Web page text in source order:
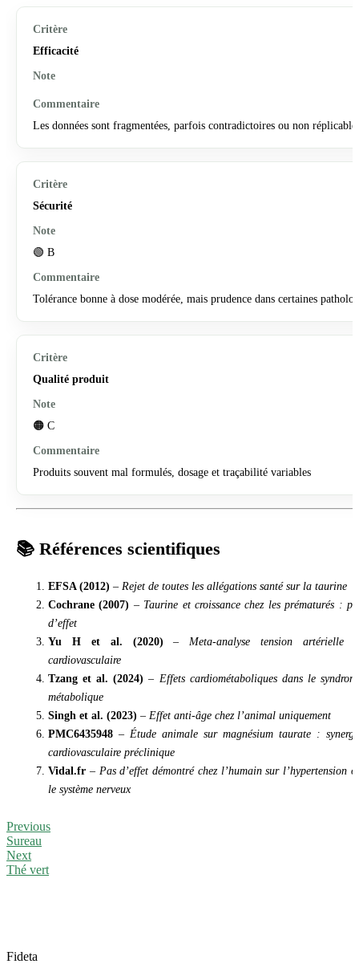
Efficacité
Les données sont fragmentées, parfois contradictoires ou non
Sécurité
🟢 B
Tolérance bonne à dose modérée, mais prudence dans certaines
Qualité produit
🟠 C
Produits souvent mal formulés, dosage et traçabilité variables
📚 Références scientifiques
EFSA (2012) – Rejet de toutes les allégations santé sur la taurine
Cochrane (2007) – Taurine et croissance chez les prématurés :
d’effet
Yu H et al. (2020) – Meta-analyse tension artérielle
cardiovasculaire
Tzang et al. (2024) – Effets cardiométaboliques dans le
métabolique
Singh et al. (2023) – Effet anti-âge chez l’animal uniquement
PMC6435948 – Étude animale sur magnésium taurate :
cardiovasculaire préclinique
Vidal.fr – Pas d’effet démontré chez l’humain sur l’hypertension
le système nerveux
Previous
Sureau
Next
Thé vert
Fideta